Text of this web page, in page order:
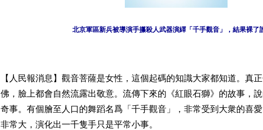
北京軍區新兵被導演手攥殺人武器演繹「千手觀音」，結果裸了
【人民報消息】觀音菩薩是女性，這個起碼的知識大家都知道。真
佛，臉上都會自然流露出敬意。流傳下來的《紅眼石獅》的故事，
奇事。有個膾至人口的舞蹈名爲「千手觀音」，非常受到大衆的喜
非常大，演化出一千隻手只是平常小事。